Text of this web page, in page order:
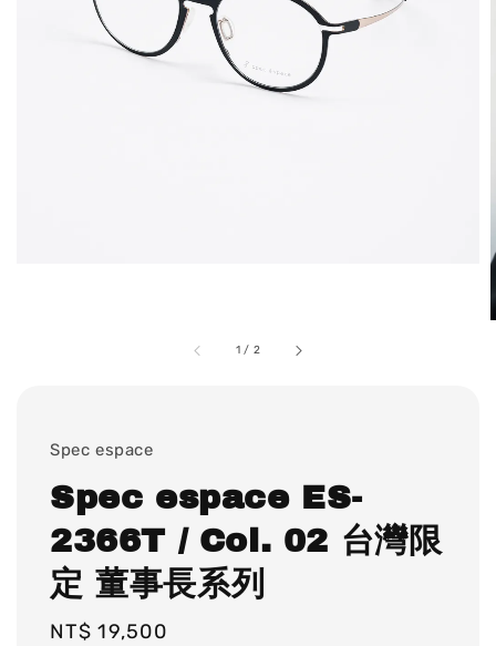
1 / 2
Spec espace
Spec espace ES-
2366T / Col. 02 台灣限
定 董事長系列
Regular
NT$ 19,500